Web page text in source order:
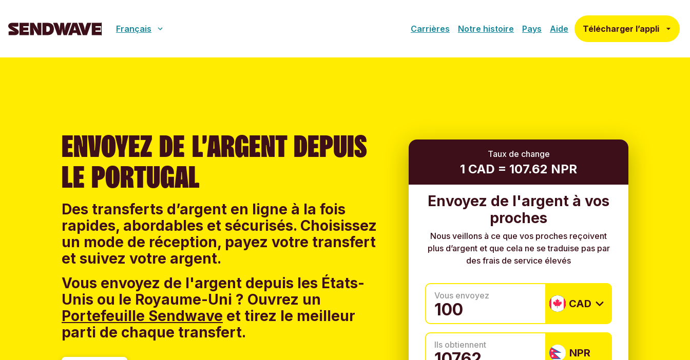
Français Carrières Notre histoire Pays Aide Télécharger l’appli
ENVOYEZ DE L’ARGENT DEPUIS
LE PORTUGAL
Des transferts d’argent en ligne à la fois
rapides, abordables et sécurisés. Choisissez
un mode de réception, payez votre transfert
et suivez votre argent.
Vous envoyez de l'argent depuis les États-
Unis ou le Royaume-Uni ? Ouvrez un
Portefeuille Sendwave et tirez le meilleur
parti de chaque transfert.
Taux de change
1 CAD = 107.62 NPR
Envoyez de l'argent à vos
proches
Nous veillons à ce que vos proches reçoivent
plus d’argent et que cela ne se traduise pas par
des frais de service élevés
Vous envoyez
CAD
Ils obtiennent
NPR